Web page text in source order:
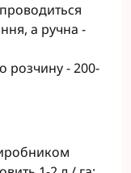
а ручна -
розчину - 200-